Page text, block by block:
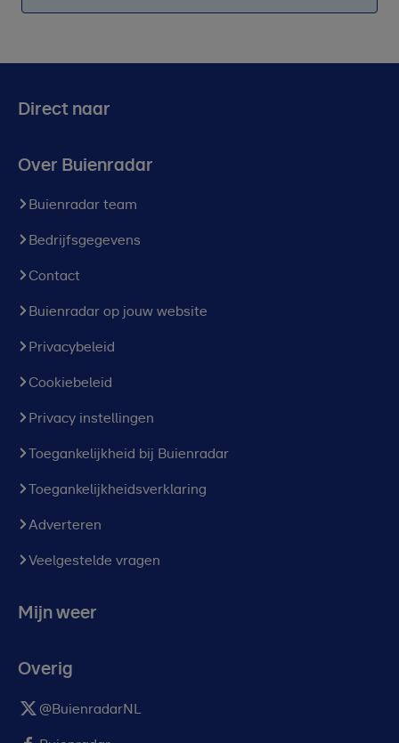
Direct naar
Over Buienradar
Buienradar team
Bedrijfsgegevens
Contact
Buienradar op jouw website
Privacybeleid
Cookiebeleid
Privacy instellingen
Toegankelijkheid bij Buienradar
Toegankelijkheidsverklaring
Adverteren
Veelgestelde vragen
Mijn weer
Overig
@BuienradarNL